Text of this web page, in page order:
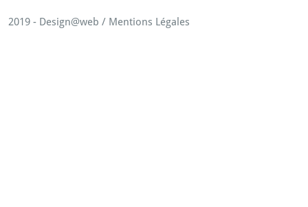
2019 - Design@web / Mentions Légales